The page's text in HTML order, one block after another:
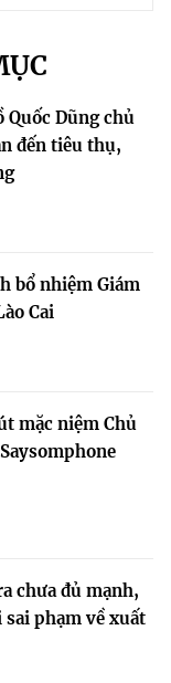
Dũng chủ
đến tiêu thụ,
bổ nhiệm Giám
Cai
mặc niệm Chủ
chưa đủ mạnh,
sai phạm về xuất